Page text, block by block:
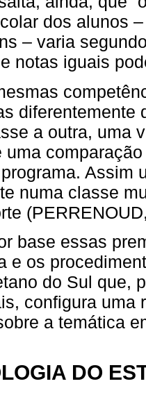
dos alunos
– varia
notas iguais
diferentemente
a outra, uma
uma
Assim
numa classe
base essas
e os
do Sul que,
configura uma
a temática
DO